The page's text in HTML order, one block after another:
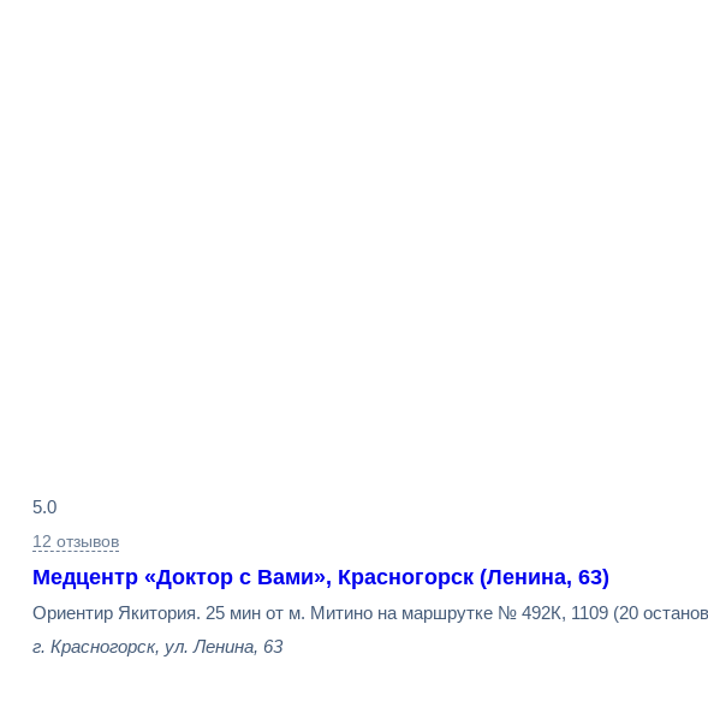
поиска
5.0
12 отзывов
Медцентр «Доктор с Вами», Красногорск (Ленина, 63)
Ориентир Якитория. 25 мин от м. Митино на маршрутке № 492К, 1109 (20
г. Красногорск, ул. Ленина, 63